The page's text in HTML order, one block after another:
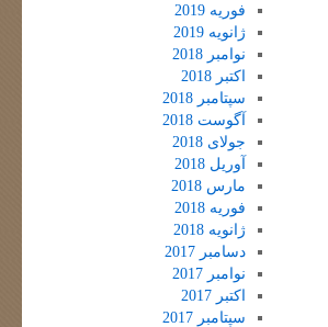
فوریه 2019
ژانویه 2019
نوامبر 2018
اکتبر 2018
سپتامبر 2018
آگوست 2018
جولای 2018
آوریل 2018
مارس 2018
فوریه 2018
ژانویه 2018
دسامبر 2017
نوامبر 2017
اکتبر 2017
سپتامبر 2017